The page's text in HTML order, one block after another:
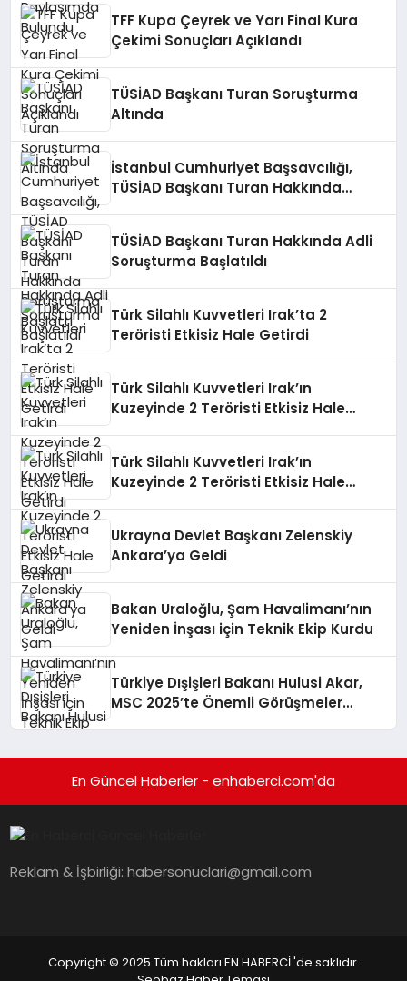
TFF Kupa Çeyrek ve Yarı Final Kura
Çekimi Sonuçları Açıklandı
TÜSİAD Başkanı Turan Soruşturma
Altında
İstanbul Cumhuriyet Başsavcılığı,
TÜSİAD Başkanı Turan Hakkında
TÜSİAD Başkanı Turan Hakkında Adli
Soruşturma Başlatıldı
Türk Silahlı Kuvvetleri Irak’ta 2
Teröristi Etkisiz Hale Getirdi
Türk Silahlı Kuvvetleri Irak’ın
Kuzeyinde 2 Teröristi Etkisiz Hale
Türk Silahlı Kuvvetleri Irak’ın
Kuzeyinde 2 Teröristi Etkisiz Hale
Ukrayna Devlet Başkanı Zelenskiy
Ankara’ya Geldi
Bakan Uraloğlu, Şam Havalimanı’nın
Yeniden İnşası için Teknik Ekip Kurdu
Türkiye Dışişleri Bakanı Hulusi Akar,
MSC 2025’te Önemli Görüşmeler
En Güncel Haberler - enhaberci.com'da
Reklam & İşbirliği:habersonuclari@gmail.com
Copyright © 2025 Tüm hakları EN HABERCİ 'de saklıdır.